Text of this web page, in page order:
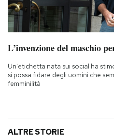
L’invenzione del maschio
Un'etichetta nata sui social ha
si possa fidare degli uomini che
femminilità
ALTRE STORIE